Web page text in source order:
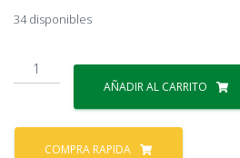
34 disponibles
Señales
VIP
cantidad
AÑADIR AL CARRITO
COMPRA RAPIDA